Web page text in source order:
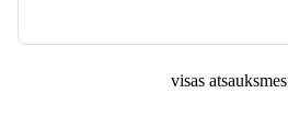
visas atsauksmes